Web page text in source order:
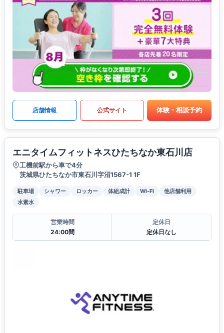
店舗情報 公式サイト 体験・相談予約
エニタイムフィットネスひたちなか東石川店
工機前駅から車で4分
茨城県ひたちなか市東石川字沼1567-1 1F
駐車場 シャワー ロッカー 体組成計 Wi-Fi
他店舗利用
水素水
営業時間
24:00間
定休日
定休日なし